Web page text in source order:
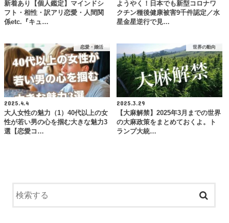
新着あり【個人鑑定】マインドシ
フト・相性・訳アリ恋愛・人間関
係etc.『キュ…
ようやく！日本でも新型コロナワ
クチン種後健康被害9千件認定／水
星金星逆行で見…
恋愛・婚活
2025.4.4
大人女性の魅力（1）40代以上の女
性が若い男の心を掴む大きな魅力3
選【恋愛コ…
世界の動向
2025.3.29
【大麻解禁】2025年3月までの世界
の大麻政策をまとめておくよ。ト
ランプ大統…